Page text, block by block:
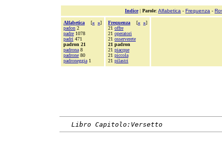
Indice| Parole: Alfabetica - Frequenza -
Alfabetica [« »]
padon 2
padre 1078
padri 471
padron 21
padrona 8
padrone 80
padroneggia 1
Frequenza [« »]
21 offre
21 operatori
21 osserverete
21 padron
21 piacque
21 piccola
21 pilastri
Libro Capitolo:Versetto